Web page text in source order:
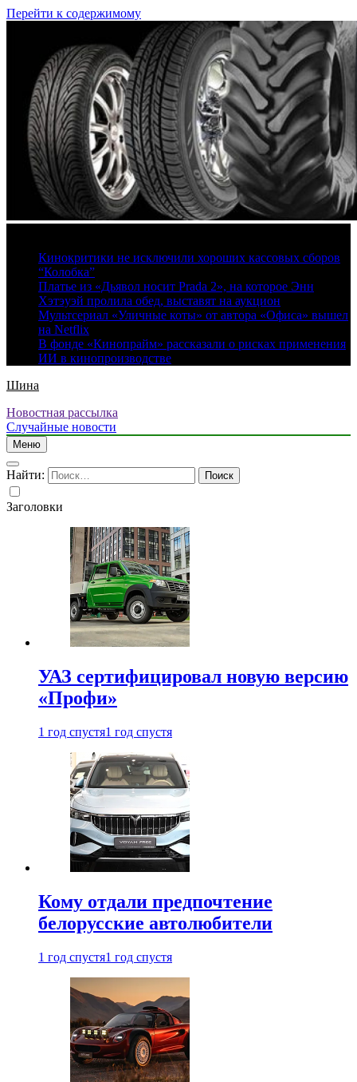
Перейти к содержимому
Кинокритики не исключили хороших кассовых сборов
“Колобка”
Платье из «Дьявол носит Prada 2», на которое Энн
Хэтэуэй пролила обед, выставят на аукцион
Мультсериал «Уличные коты» от автора «Офиса» вышел
на Netflix
В фонде «Кинопрайм» рассказали о рисках применения
ИИ в кинопроизводстве
Шина
Новостная рассылка
Случайные новости
Меню
Найти:
Заголовки
УАЗ сертифицировал новую версию
«Профи»
1 год спустя1 год спустя
Кому отдали предпочтение
белорусские автолюбители
1 год спустя1 год спустя